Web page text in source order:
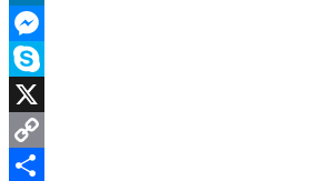
LinkedIn
Messenger
Skype
X
Copy